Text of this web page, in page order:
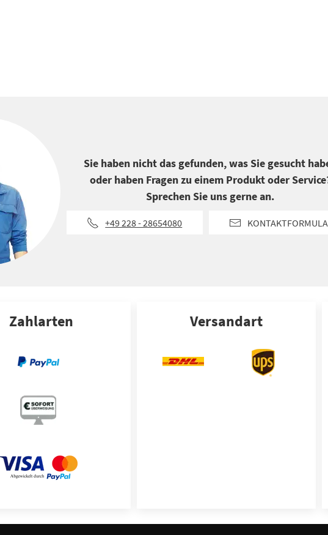
Sie haben nicht das gefunden, was Sie gesucht
oder haben Fragen zu einem Produkt oder
Sprechen Sie uns gerne an.
+49 228 - 28654080
Zahlarten Versandart